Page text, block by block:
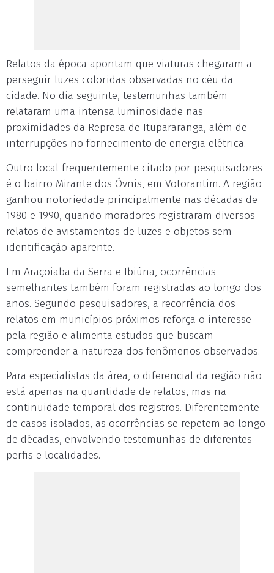
Relatos da época apontam que viaturas chegaram a
perseguir luzes coloridas observadas no céu da
cidade. No dia seguinte, testemunhas também
relataram uma intensa luminosidade nas
proximidades da Represa de Itupararanga, além de
interrupções no fornecimento de energia elétrica.
Outro local frequentemente citado por pesquisadores
é o bairro Mirante dos Óvnis, em Votorantim. A região
ganhou notoriedade principalmente nas décadas de
1980 e 1990, quando moradores registraram diversos
relatos de avistamentos de luzes e objetos sem
identificação aparente.
Em Araçoiaba da Serra e Ibiúna, ocorrências
semelhantes também foram registradas ao longo dos
anos. Segundo pesquisadores, a recorrência dos
relatos em municípios próximos reforça o interesse
pela região e alimenta estudos que buscam
compreender a natureza dos fenômenos observados.
Para especialistas da área, o diferencial da região não
está apenas na quantidade de relatos, mas na
continuidade temporal dos registros. Diferentemente
de casos isolados, as ocorrências se repetem ao longo
de décadas, envolvendo testemunhas de diferentes
perfis e localidades.